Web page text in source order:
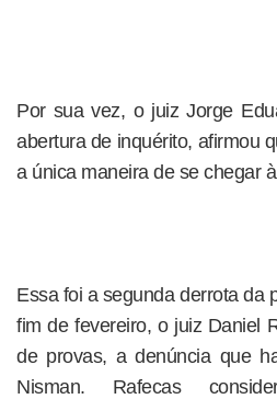
Por sua vez, o juiz Jorge
abertura de inquérito, afirmou
a única maneira de se chegar
Essa foi a segunda derrota da
fim de fevereiro, o juiz Daniel
de provas, a denúncia que
Nisman. Rafecas